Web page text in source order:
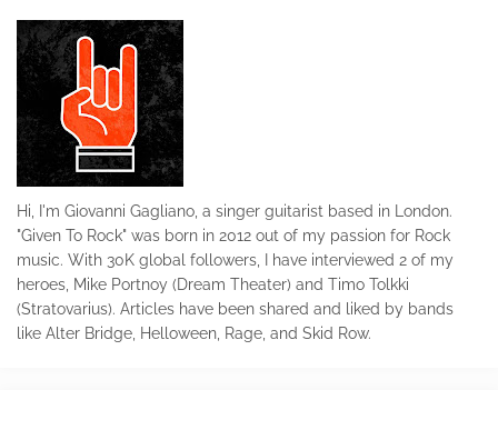
Hi, I'm Giovanni Gagliano, a singer guitarist based in London.
"Given To Rock" was born in 2012 out of my passion for Rock
music. With 30K global followers, I have interviewed 2 of my
heroes, Mike Portnoy (Dream Theater) and Timo Tolkki
(Stratovarius). Articles have been shared and liked by bands
like Alter Bridge, Helloween, Rage, and Skid Row.